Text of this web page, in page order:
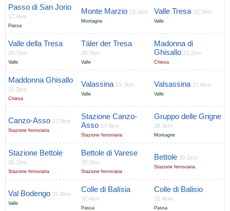
Passo di San Jorio
17.4km
Passa
Monte Marzio 19.1km
Montagna
Valle Tresa 20.7km
Valle
Valle della Tresa
20.7km
Valle
Täler der Tresa
20.7km
Valle
Madonna di
Ghisallo 21.2km
Chiesa
Maddonna Ghisallo
21.2km
Chiesa
Valassina 23.7km
Valle
Valsassina 27.6km
Valle
Canzo-Asso 27.9km
Stazione ferroviaria
Stazione Canzo-
Asso 27.9km
Stazione ferroviaria
Gruppo delle Grigne
28.1km
Montagne
Stazione Bettole
30.1km
Stazione ferroviaria
Bettole di Varese
30.1km
Stazione ferroviaria
Bettole 30.1km
Stazione ferroviaria
Val Bodengo 31.6km
Valle
Colle di Balísia
32.4km
Passa
Colle di Balisio
32.4km
Passa